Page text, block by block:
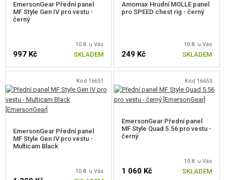
NOVINKY
KONTAKT
EmersonGear Přední panel
MF Style Gen IV pro vestu -
černý
10.8. u Vás
997 Kč SKLADEM
Amomax Hrudní MOLLE panel
pro SPEED chest rig - černý
10.8. u Vás
249 Kč SKLADEM
Kód 16651
EmersonGear Přední panel
MF Style Gen IV pro vestu -
Multicam Black
10.8. u Vás
Kód 16653
EmersonGear Přední panel
MF Style Quad 5.56 pro vestu -
černý
10.8. u Vás
1 060 Kč SKLADEM